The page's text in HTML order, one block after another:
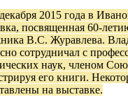
2015 года в
посвященная 60-
В.С. Журавлева.
сотрудничал с
наук, членом
его книги.
на выставке.